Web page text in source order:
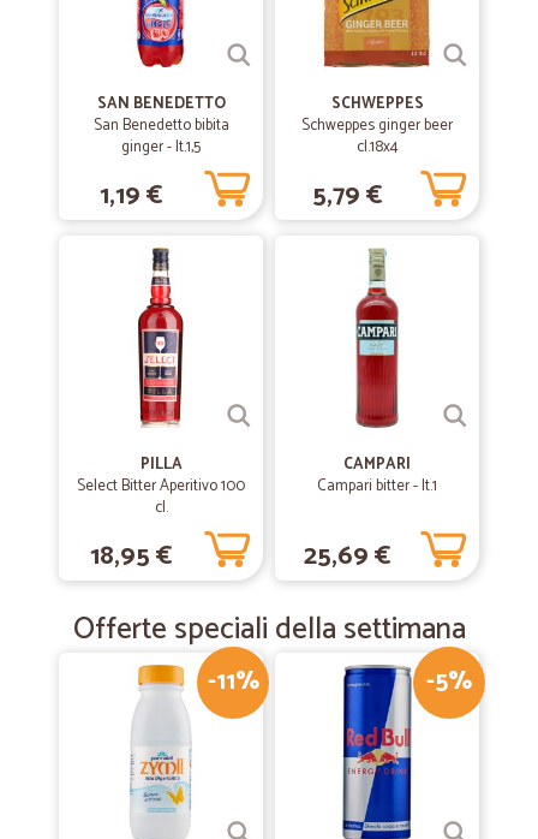
SAN BENEDETTO
San Benedetto bibita
ginger - lt.1,5
1,19 €
SCHWEPPES
Schweppes ginger beer
cl.18x4
5,79 €
PILLA
Select Bitter Aperitivo 100
cl.
18,95 €
CAMPARI
Campari bitter - lt.1
25,69 €
Offerte speciali della settimana
-11% -5%